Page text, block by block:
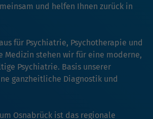
und helfen Ihnen zurück in
für Psychiatrie, Psychotherapie und
Medizin stehen wir für eine moderne,
Psychiatrie. Basis unserer
ganzheitliche Diagnostik und
Osnabrück ist das regionale